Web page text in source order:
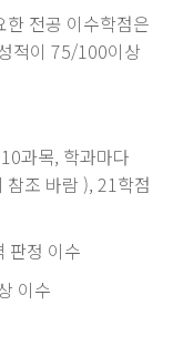
전공 이수학점은
적이 75/100이상
과목, 학과마다
조 바람 ), 21학점
판정 이수
이수